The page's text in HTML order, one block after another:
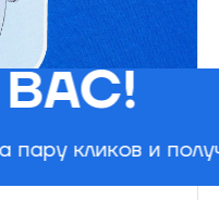
пару кликов и